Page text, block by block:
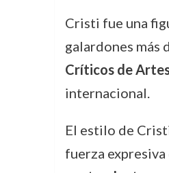
Cristi fue una
galardones más
Críticos de
internacional.
El estilo de
fuerza expresiva